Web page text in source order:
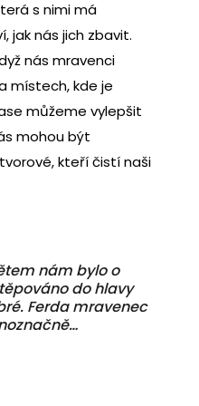
s nimi má
jak nás jich zbavit.
nás mravenci
místech, kde je
můžeme vylepšit
mohou být
kteří čistí naši
nám bylo o
do hlavy
Ferda mravenec